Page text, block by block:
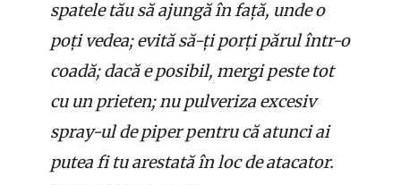
spatele tău să ajungă în față, unde o
poți vedea; evită să-ți porți părul într-o
coadă; dacă e posibil, mergi peste tot
cu un prieten; nu pulveriza excesiv
spray-ul de piper pentru că atunci ai
putea fi tu arestată în loc de atacator.